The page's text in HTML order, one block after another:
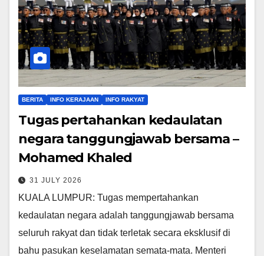
BERITA INFO KERAJAAN INFO RAKYAT
Tugas pertahankan kedaulatan
negara tanggungjawab bersama –
Mohamed Khaled
31 JULY 2026
KUALA LUMPUR: Tugas mempertahankan
kedaulatan negara adalah tanggungjawab bersama
seluruh rakyat dan tidak terletak secara eksklusif di
bahu pasukan keselamatan semata-mata. Menteri